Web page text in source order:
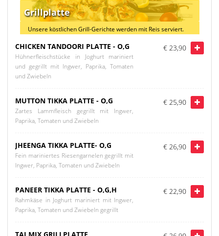
Grillplatte
Unsere köstlichen Grill-Gerichte werden mit Reis serviert.
CHICKEN TANDOORI PLATTE - O,G
Hühnerfleischstücke in Joghurt mariniert
und gegrillt mit Ingwer, Paprika, Tomaten
und Zwiebeln
€ 23,90
MUTTON TIKKA PLATTE - O,G
Zartes Lammfleisch gegrillt mit Ingwer,
Paprika, Tomaten und Zwiebeln
€ 25,90
JHEENGA TIKKA PLATTE- O,G
Fein mariniertes Riesengarnelen gegrillt mit
Ingwer, Paprika, Tomaten und Zwiebeln
€ 26,90
PANEER TIKKA PLATTE - O,G,H
Rahmkäse in Joghurt mariniert mit Ingwer,
Paprika, Tomaten und Zwiebeln gegrillt
€ 22,90